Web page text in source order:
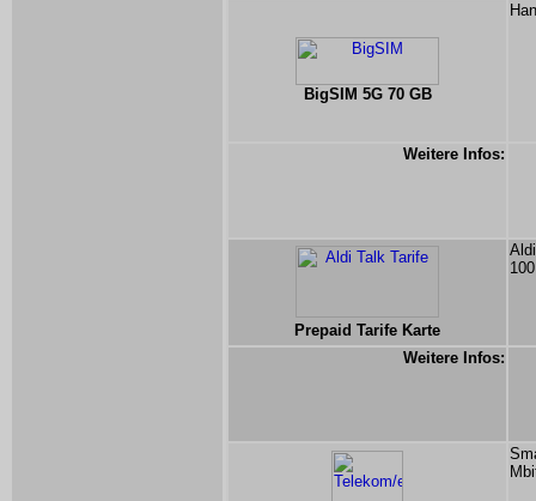
BigSIM 5G 70 GB
Weitere Infos:
Prepaid Tarife Karte
Weitere Infos: